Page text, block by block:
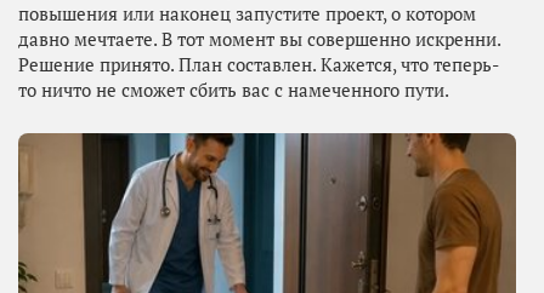
повышения или наконец запустите проект, о котором
давно мечтаете. В тот момент вы совершенно искренни.
Решение принято. План составлен. Кажется, что теперь-
то ничто не сможет сбить вас с намеченного пути.